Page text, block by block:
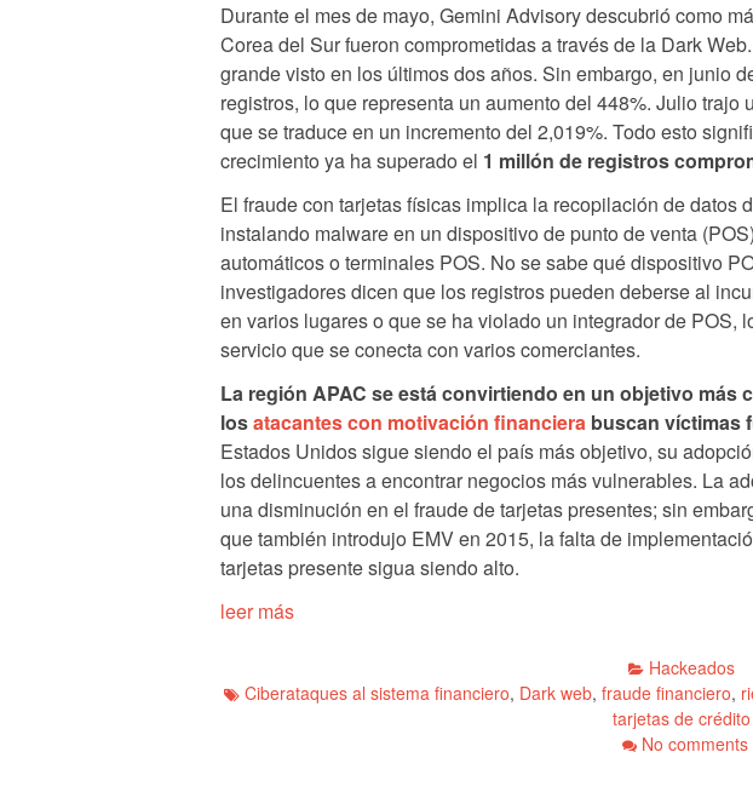
Durante el mes de mayo, Gemini Advisory descubrió como
Corea del Sur fueron comprometidas a través de la Dark
grande visto en los últimos dos años. Sin embargo, en junio
registros, lo que representa un aumento del 448%. Julio trajo
que se traduce en un incremento del 2,019%. Todo esto
crecimiento ya ha superado el 1 millón de registros
El fraude con tarjetas físicas implica la recopilación de datos
instalando malware en un dispositivo de punto de venta
automáticos o terminales POS. No se sabe qué dispositivo
investigadores dicen que los registros pueden deberse al
en varios lugares o que se ha violado un integrador de POS,
servicio que se conecta con varios comerciantes.
La región APAC se está convirtiendo en un objetivo más
losatacantes con motivación financiera buscan víctimas
Estados Unidos sigue siendo el país más objetivo, su
los delincuentes a encontrar negocios más vulnerables. La
una disminución en el fraude de tarjetas presentes; sin
que también introdujo EMV en 2015, la falta de
tarjetas presente sigua siendo alto.
leer más
Hackeados
Ciberataques al sistema financiero, Dark web, fraude financiero,
tarjetas de crédito
No comments